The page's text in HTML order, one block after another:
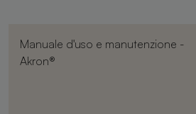
Manuale d'uso e manutenzione -
Akron®